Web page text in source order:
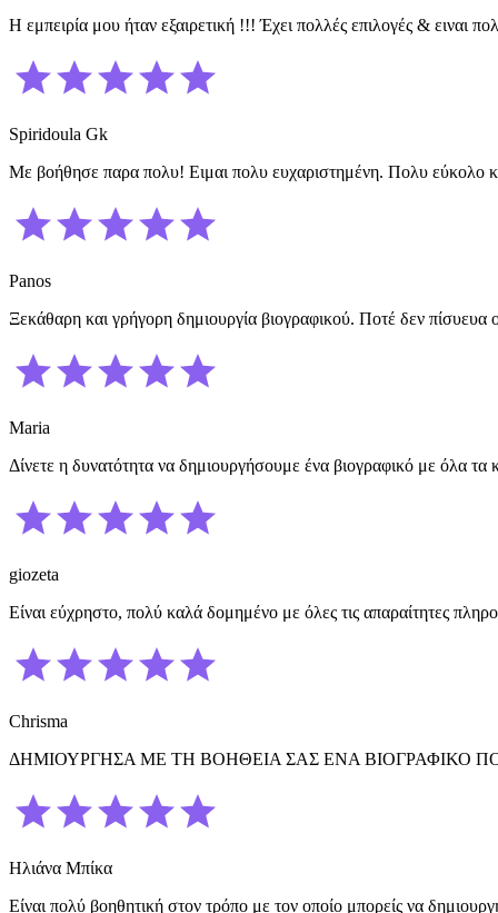
Η εμπειρία μου ήταν εξαιρετική !!! Έχει πολλές επιλογές & ειναι
Spiridoula Gk
Με βοήθησε παρα πολυ! Ειμαι πολυ ευχαριστημένη. Πολυ εύκολο
Panos
Ξεκάθαρη και γρήγορη δημιουργία βιογραφικού. Ποτέ δεν πίσυευα
Maria
Δίνετε η δυνατότητα να δημιουργήσουμε ένα βιογραφικό με όλα
giozeta
Είναι εύχρηστο, πολύ καλά δομημένο με όλες τις απαραίτητες
Chrisma
ΔΗΜΙΟΥΡΓΗΣΑ ΜΕ ΤΗ ΒΟΗΘΕΙΑ ΣΑΣ ΕΝΑ ΒΙΟΓΡΑΦΙΚΟ
Ηλιάνα Μπίκα
Είναι πολύ βοηθητική στον τρόπο με τον οποίο μπορείς να